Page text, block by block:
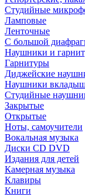
Студийные
Ламповые
Ленточные
С большой
Наушники и
Гарнитуры
Диджейские
Наушники
Студийные
Закрытые
Открытые
Ноты, самоучители
Вокальная музыка
Диски CD DVD
Издания для детей
Камерная музыка
Клавиры
Книги